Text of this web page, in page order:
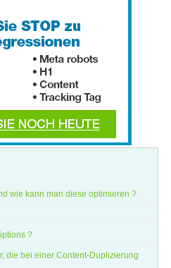
wie kann man diese optimieren ?
?
die bei einer Content-Duplizierung